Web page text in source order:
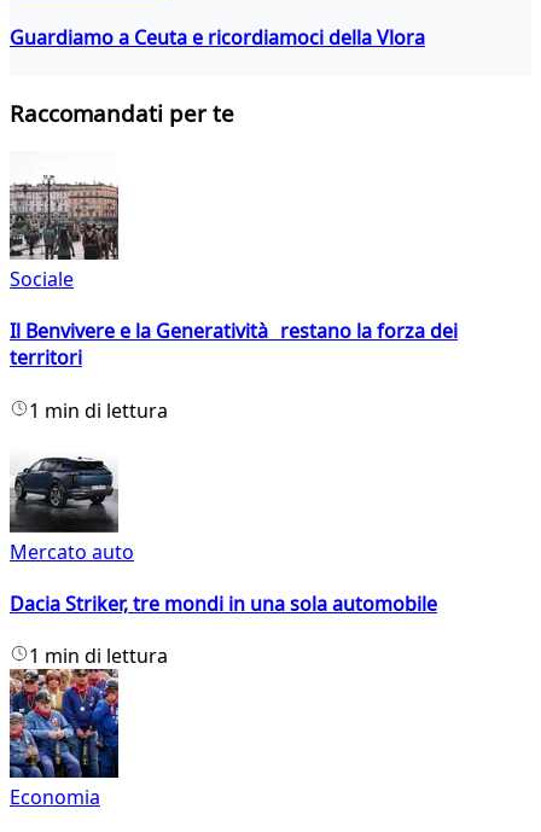
Guardiamo a Ceuta e ricordiamoci della Vlora
Raccomandati per te
Sociale
Il Benvivere e la Generatività restano la forza dei
territori
1 min di lettura
Mercato auto
Dacia Striker, tre mondi in una sola automobile
1 min di lettura
Economia